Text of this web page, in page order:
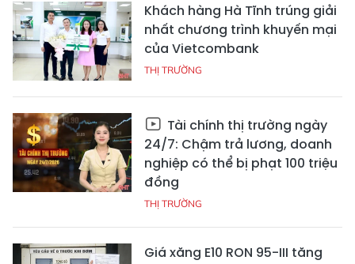
Khách hàng Hà Tĩnh trúng giải
nhất chương trình khuyến mại
của Vietcombank
THỊ TRƯỜNG
Tài chính thị trường ngày
24/7: Chậm trả lương, doanh
nghiệp có thể bị phạt 100 triệu
đồng
THỊ TRƯỜNG
Giá xăng E10 RON 95-III tăng